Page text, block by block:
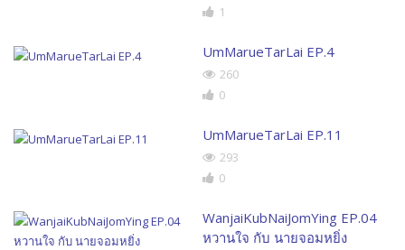
1
UmMarueTarLai EP.4
260
0
UmMarueTarLai EP.11
293
0
WanjaiKubNaiJomYing EP.04
หวานใจ กับ นายจอมหยิ่ง